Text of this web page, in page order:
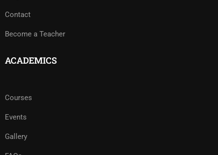
Contact
Become a Teacher
ACADEMICS
Courses
Events
Gallery